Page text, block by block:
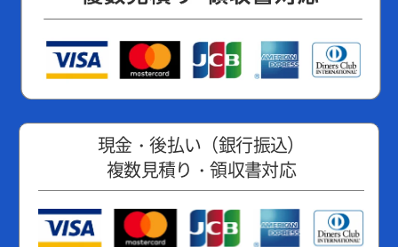
現金・後払い（銀行振込）
複数見積り・領収書対応